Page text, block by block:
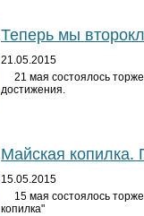
Теперь мы
21.05.2015
21 мая состоялось
достижения.
Майская копилка.
15.05.2015
15 мая состоялось
копилка"